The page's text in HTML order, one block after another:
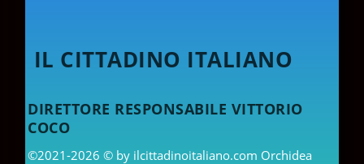
IL CITTADINO ITALIANO
DIRETTORE RESPONSABILE VITTORIO
COCO
©2021-2026 © by ilcittadinoitaliano.com Orchidea